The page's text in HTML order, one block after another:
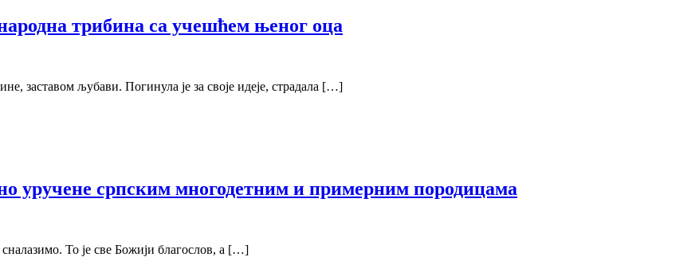
трибина са учешћем њеног оца
заставом љубави. Погинула је за своје идеје, страдала […]
уручене српским многодетним и примерним породицама
То је све Божији благослов, а […]